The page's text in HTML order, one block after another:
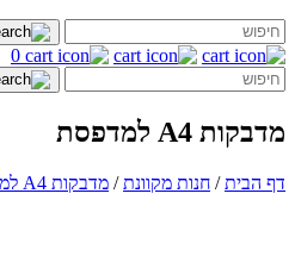
0
מדבקות A4 למדפסת
דף הבית/ חנות מקוונת/ מדבקות A4 למדפסת